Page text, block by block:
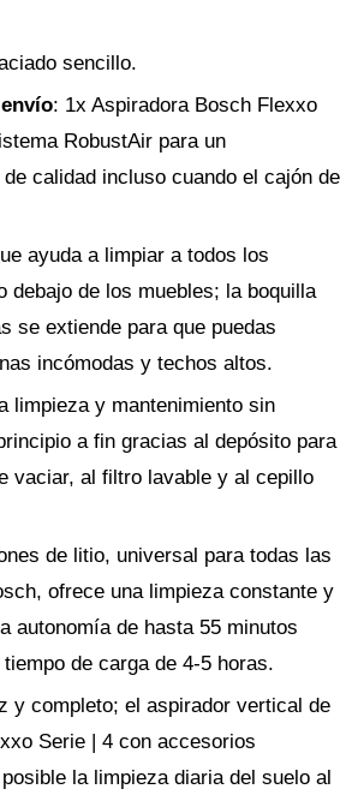
sencillo.
: 1x Aspiradora Bosch Flexxo
RobustAir para un
calidad incluso cuando el cajón de
ayuda a limpiar a todos los
debajo de los muebles; la boquilla
se extiende para que puedas
incómodas y techos altos.
limpieza y mantenimiento sin
a fin gracias al depósito para
vaciar, al filtro lavable y al cepillo
de litio, universal para todas las
ofrece una limpieza constante y
autonomía de hasta 55 minutos
de carga de 4-5 horas.
y completo; el aspirador vertical de
Serie | 4 con accesorios
la limpieza diaria del suelo al